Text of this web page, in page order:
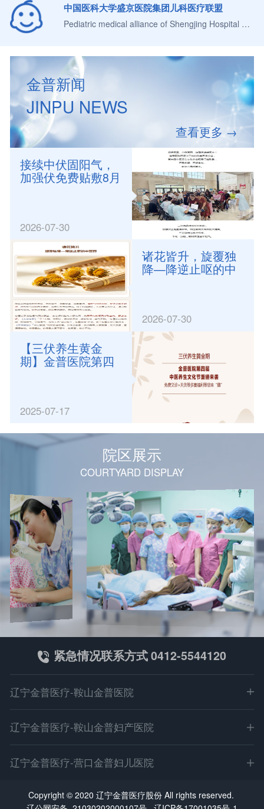
中国医科大学盛京医院集团儿科医疗联盟
Pediatric medical alliance of Shengjing Hospital Group of China Medical University
金普新闻
JINPU NEWS
查看更多 →
接续中伏固阳气，
加强伏免费贴敷8月
2026-07-30
诸花皆升，旋覆独
降—降逆止呕的中
2026-07-30
【三伏养生黄金
期】金普医院第四
等您来“薅”！
2025-07-17
院区展示
COURTYARD DISPLAY
紧急情况联系方式 0412-5544120
辽宁金普医疗-鞍山金普医院
电话：0412-5544120
微信：asjpyy001
E-mail：asjpyy@126.com
鞍医广【2026】第06-03-01号
辽宁金普医疗-鞍山金普妇产医院
电话：0412-6203333
E-mail：asjpyy@126.com
辽宁金普医疗-营口金普妇儿医院
电话：0417-3366999
Copyright © 2020 辽宁金普医疗股份 All rights reserved.